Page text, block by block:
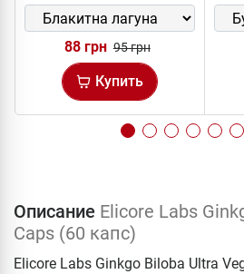
88 грн 95 грн
Купить
Описание Elicore Labs
Caps (60 капс)
Elicore Labs Ginkgo Biloba Ultra